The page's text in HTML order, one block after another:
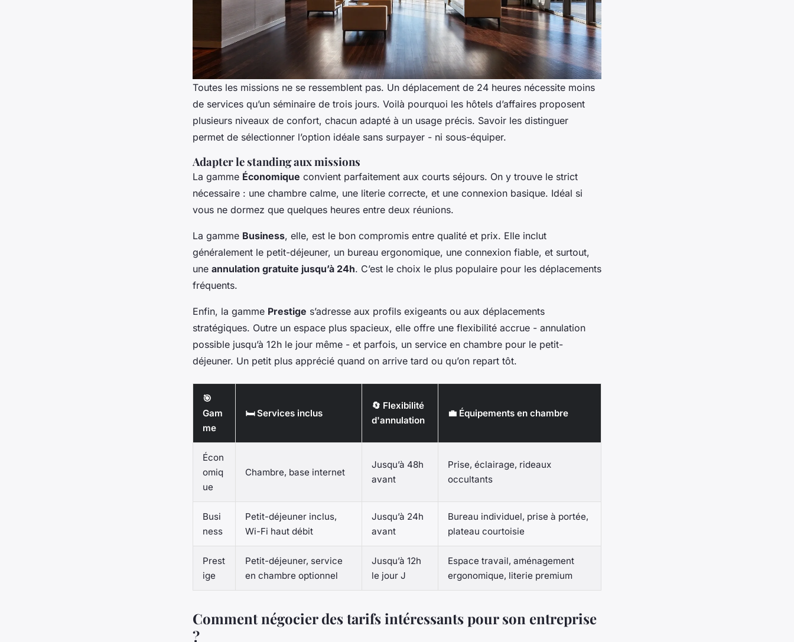
Toutes les missions ne se ressemblent pas. Un déplacement de 24 heures nécessite moins
de services qu’un séminaire de trois jours. Voilà pourquoi les hôtels d’affaires proposent
plusieurs niveaux de confort, chacun adapté à un usage précis. Savoir les distinguer
permet de sélectionner l’option idéale sans surpayer - ni sous-équiper.
Adapter le standing aux missions
La gamme Économique convient parfaitement aux courts séjours. On y trouve le strict
nécessaire : une chambre calme, une literie correcte, et une connexion basique. Idéal si
vous ne dormez que quelques heures entre deux réunions.
La gamme Business, elle, est le bon compromis entre qualité et prix. Elle inclut
généralement le petit-déjeuner, un bureau ergonomique, une connexion fiable, et surtout,
une annulation gratuite jusqu’à 24h. C’est le choix le plus populaire pour les déplacements
fréquents.
Enfin, la gamme Prestige s’adresse aux profils exigeants ou aux déplacements
stratégiques. Outre un espace plus spacieux, elle offre une flexibilité accrue - annulation
possible jusqu’à 12h le jour même - et parfois, un service en chambre pour le petit-
déjeuner. Un petit plus apprécié quand on arrive tard ou qu’on repart tôt.
🎯
Gam
me
🛏️ Services inclus
🔄 Flexibilité
d'annulation
💼 Équipements en chambre
Écon
omiq
ue
Chambre, base internet
Jusqu’à 48h
avant
Prise, éclairage, rideaux
occultants
Busi
ness
Petit-déjeuner inclus,
Wi-Fi haut débit
Jusqu’à 24h
avant
Bureau individuel, prise à portée,
plateau courtoisie
Prest
ige
Petit-déjeuner, service
en chambre optionnel
Jusqu’à 12h
le jour J
Espace travail, aménagement
ergonomique, literie premium
Comment négocier des tarifs intéressants pour son entreprise
?